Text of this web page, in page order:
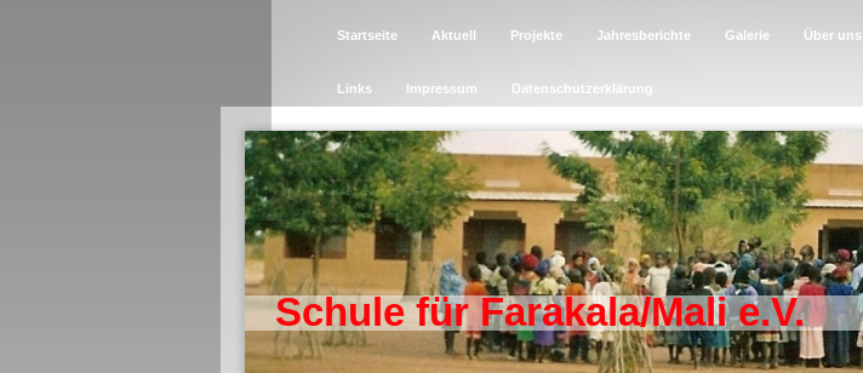
Startseite Aktuell Projekte Jahresberichte Galerie Über uns
Links Impressum Datenschutzerklärung
Schule für Farakala/Mali e.V.